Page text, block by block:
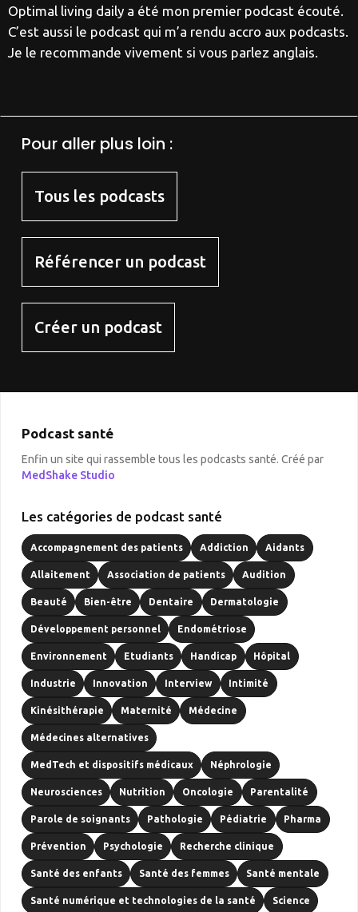
Optimal living daily a été mon premier podcast écouté.
C’est aussi le podcast qui m’a rendu accro aux podcasts.
Je le recommande vivement si vous parlez anglais.
Pour aller plus loin :
Tous les podcasts
Référencer un podcast
Créer un podcast
Podcast santé
Enfin un site qui rassemble tous les podcasts santé. Créé par
MedShake Studio
Les catégories de podcast santé
Accompagnement des patients Addiction Aidants
Allaitement Association de patients Audition
Beauté Bien-être Dentaire Dermatologie
Développement personnel Endométriose
Environnement Etudiants Handicap Hôpital
Industrie Innovation Interview Intimité
Kinésithérapie Maternité Médecine
Médecines alternatives
MedTech et dispositifs médicaux Néphrologie
Neurosciences Nutrition Oncologie Parentalité
Parole de soignants Pathologie Pédiatrie Pharma
Prévention Psychologie Recherche clinique
Santé des enfants Santé des femmes Santé mentale
Santé numérique et technologies de la santé Science